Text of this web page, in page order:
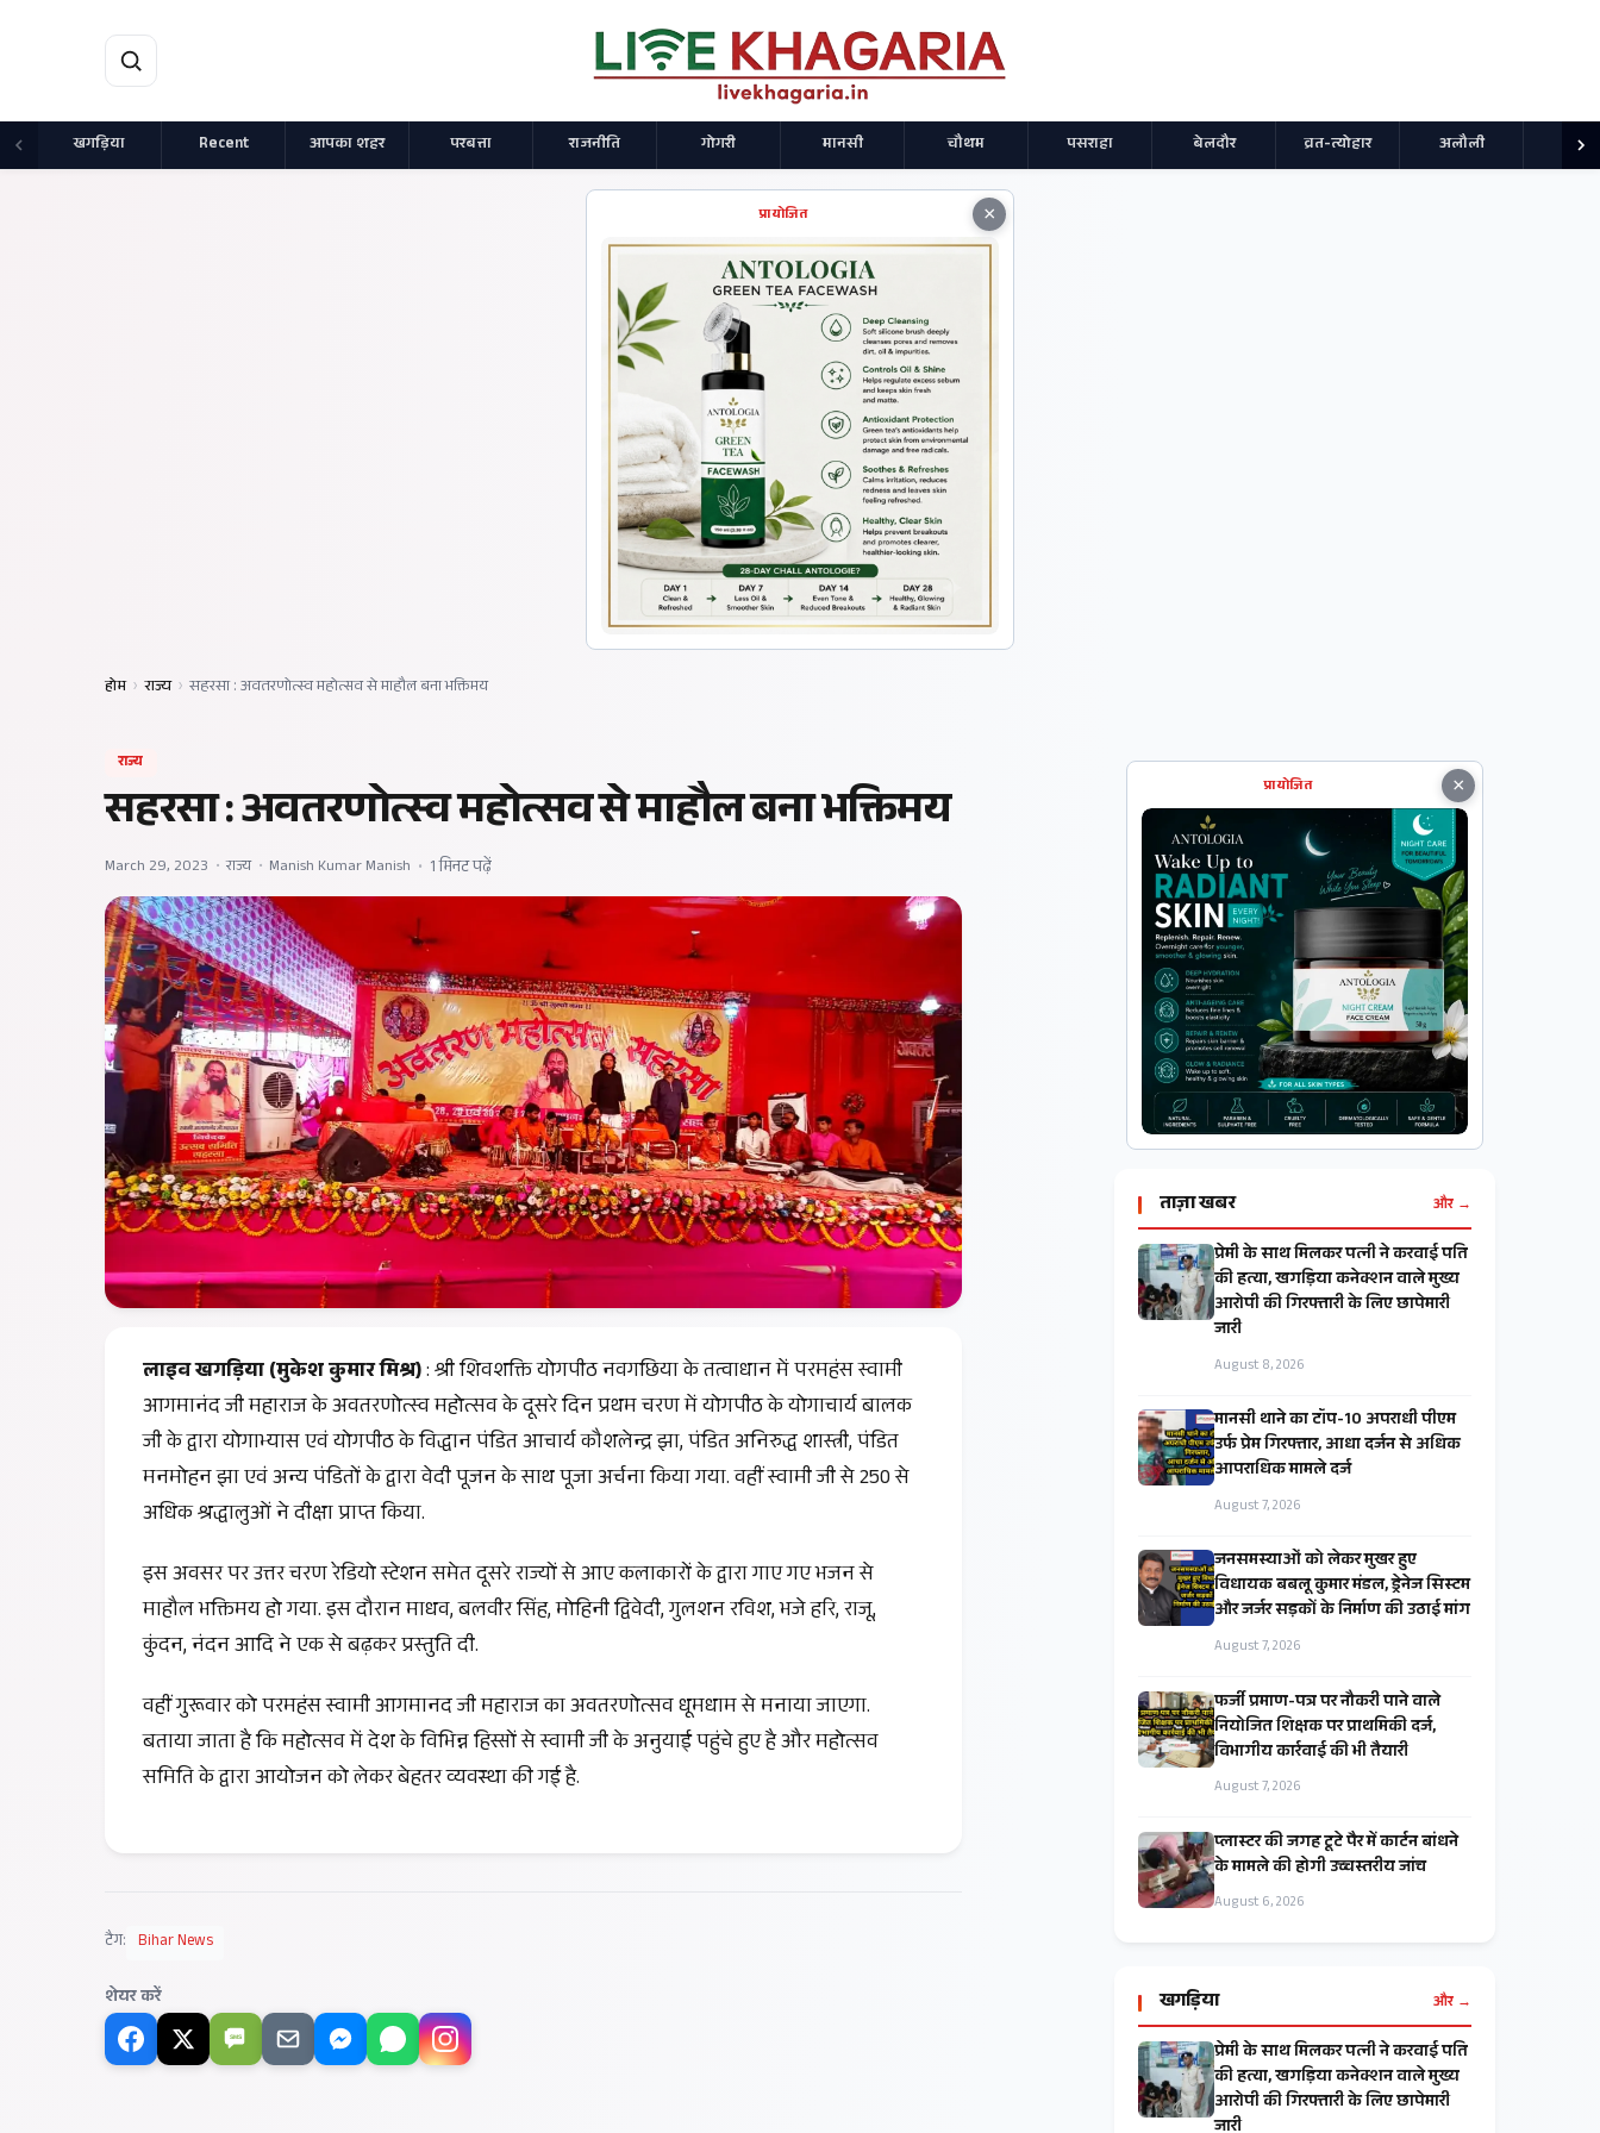
खगड़िया Recent आपका शहर परबत्ता राजनीति गोगरी मानसी चौथम पसराहा बेलदौर व्रत-त्योहार अलौली
×
प्रायोजित
होम › राज्य › सहरसा : अवतरणोत्स्व महोत्सव से माहौल बना भक्तिमय
राज्य
सहरसा : अवतरणोत्स्व महोत्सव से माहौल बना भक्तिमय
March 29, 2023 • राज्य • Manish Kumar Manish • 1 मिनट पढ़ें
लाइव खगड़िया (मुकेश कुमार मिश्र): श्री शिवशक्ति योगपीठ नवगछिया के तत्वाधान में परमहंस स्वामी
आगमानंद जी महाराज के अवतरणोत्स्व महोत्सव के दूसरे दिन प्रथम चरण में योगपीठ के योगाचार्य बालक
जी के द्वारा योगाभ्यास एवं योगपीठ के विद्धान पंडित आचार्य कौशलेन्द्र झा, पंडित अनिरुद्ध शास्त्री, पंडित
मनमोहन झा एवं अन्य पंडितों के द्वारा वेदी पूजन के साथ पूजा अर्चना किया गया. वहीं स्वामी जी से 250 से
अधिक श्रद्धालुओं ने दीक्षा प्राप्त किया.
इस अवसर पर उत्तर चरण रेडियो स्टेशन समेत दूसरे राज्यों से आए कलाकारों के द्वारा गाए गए भजन से
माहौल भक्तिमय हो गया. इस दौरान माधव, बलवीर सिंह, मोहिनी द्विवेदी, गुलशन रविश, भजे हरि, राजू,
कुंदन, नंदन आदि ने एक से बढ़कर प्रस्तुति दी.
वहीं गुरूवार को परमहंस स्वामी आगमानद जी महाराज का अवतरणोत्सव धूमधाम से मनाया जाएगा.
बताया जाता है कि महोत्सव में देश के विभिन्न हिस्सों से स्वामी जी के अनुयाई पहुंचे हुए है और महोत्सव
समिति के द्वारा आयोजन को लेकर बेहतर व्यवस्था की गई है.
टैग: Bihar News
शेयर करें
SMS
×
प्रायोजित
ताज़ा खबर और →
प्रेमी के साथ मिलकर पत्नी ने करवाई पति
की हत्या, खगड़िया कनेक्शन वाले मुख्य
आरोपी की गिरफ्तारी के लिए छापेमारी
जारी
August 8, 2026
मानसी थाने का टॉप-10 अपराधी पीएम
उर्फ प्रेम गिरफ्तार, आधा दर्जन से अधिक
आपराधिक मामले दर्ज
August 7, 2026
जनसमस्याओं को लेकर मुखर हुए
विधायक बबलू कुमार मंडल, ड्रेनेज सिस्टम
और जर्जर सड़कों के निर्माण की उठाई मांग
August 7, 2026
फर्जी प्रमाण-पत्र पर नौकरी पाने वाले
नियोजित शिक्षक पर प्राथमिकी दर्ज,
विभागीय कार्रवाई की भी तैयारी
August 7, 2026
प्लास्टर की जगह टूटे पैर में कार्टन बांधने
के मामले की होगी उच्चस्तरीय जांच
August 6, 2026
खगड़िया और →
प्रेमी के साथ मिलकर पत्नी ने करवाई पति
की हत्या, खगड़िया कनेक्शन वाले मुख्य
आरोपी की गिरफ्तारी के लिए छापेमारी